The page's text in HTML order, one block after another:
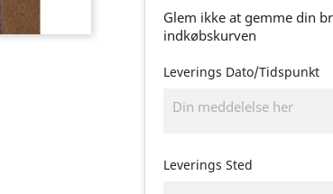
Glem ikke at gemme din
indkøbskurven
Leverings Dato/Tidspunkt
Leverings Sted